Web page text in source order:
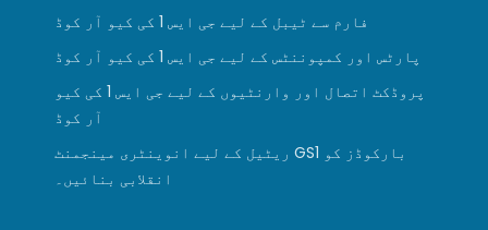
فارم سے ٹیبل کے لیے جی ایس 1 کی کیو آر کوڈ
پارٹس اور کمپوننٹس کے لیے جی ایس 1 کی کیو آر کوڈ
پروڈکٹ اتصال اور وارنٹیوں کے لیے جی ایس 1 کی کیو
آر کوڈ
ریٹیل کے لیے انوینٹری مینجمنٹ GS1 بارکوڈز کو
انقلابی بنائیں۔